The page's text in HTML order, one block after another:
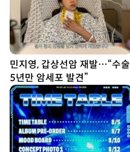
민지영, 갑상선암 재발…“수술
5년만 암세포 발견”